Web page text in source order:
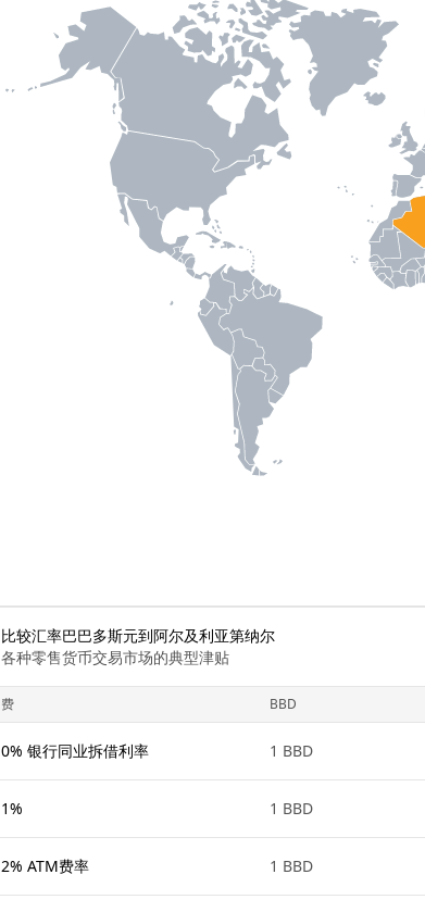
比较汇率巴巴多斯元到阿尔及利亚第纳尔
各种零售货币交易市场的典型津贴
费 BBD
0% 银行同业拆借利率 1 BBD
1% 1 BBD
2% ATM费率 1 BBD